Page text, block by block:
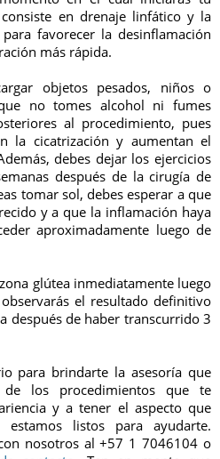
en drenaje linfático y la
favorecer la desinflamación
más rápida.
objetos pesados, niños o
no tomes alcohol ni fumes
al procedimiento, pues
la cicatrización y aumentan el
debes dejar los ejercicios
después de la cirugía de
tomar sol, debes esperar a que
y a que la inflamación haya
aproximadamente luego de
glútea inmediatamente luego
el resultado definitivo
después de haber transcurrido 3
para brindarte la asesoría que
los procedimientos que te
y a tener el aspecto que
listos para ayudarte.
nosotros al+57 1 7046104 o